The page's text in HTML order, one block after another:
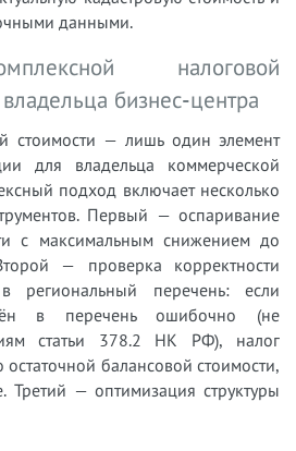
данными.
налоговой
бизнес-центра
стоимости — лишь один элемент
для владельца коммерческой
подход включает несколько
Первый — оспаривание
с максимальным снижением до
— проверка корректности
региональный перечень: если
в перечень ошибочно (не
статьи 378.2 НК РФ), налог
остаточной балансовой стоимости,
Третий — оптимизация структуры